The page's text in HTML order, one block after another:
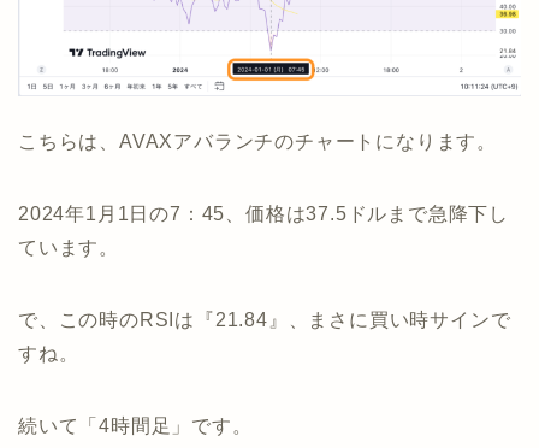
こちらは、AVAXアバランチのチャートになります。
2024年1月1日の7：45、価格は37.5ドルまで急降下し
ています。
で、この時のRSIは『21.84』、まさに買い時サインで
すね。
続いて「4時間足」です。